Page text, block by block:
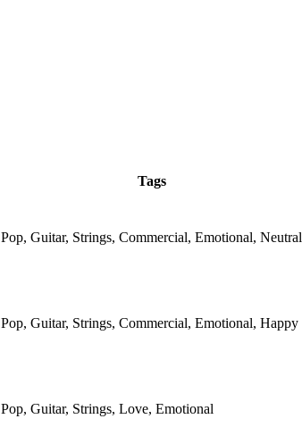
Tags
Pop, Guitar, Strings, Commercial, Emotional, Neutral
Pop, Guitar, Strings, Commercial, Emotional, Happy
Pop, Guitar, Strings, Love, Emotional